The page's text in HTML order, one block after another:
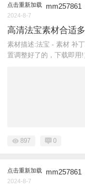
点击重新加载 mm257861
2024-8-7
高清法宝素材合适
素材描述:法宝 - 素材 补
置调整好了的，下载即用!
897 0
点击重新加载 mm257861
2024-8-7